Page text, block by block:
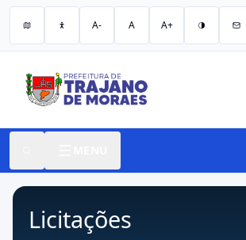
A- A A+
Licitações